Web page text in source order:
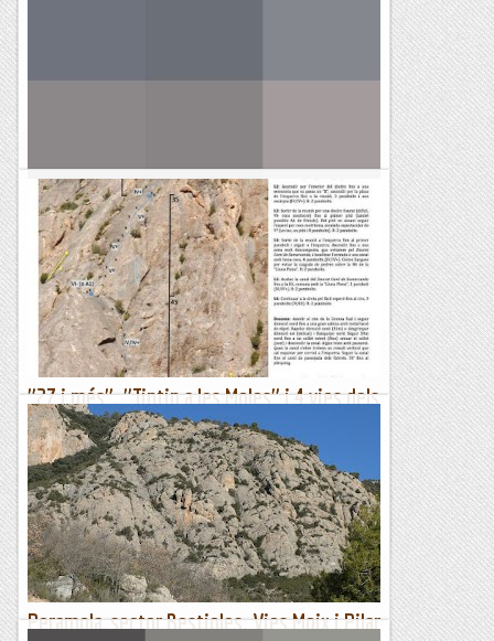
font que hi ha a 1 km. sortint del poble ens trobem...
Poquer de vies a la paret del grau
DIUMENGE, 09 D'ABRIL DE 2023 Fa pocs dies buscant per les
xarxes, vaig trobar dues vies que no tenia coneixement de la
seva existencia a la Paret del Grau de Coll de...
Els Visas
"27 i més". "Tintin a les Moles" i 4 vies dels
estrets del riu
Aquesta setmana amb en Jordi hem baixat a Horta de Sant
Joan per escalar als estrets d'Arnes.el primer dia escalem la
via 27 i més, una via a on cal ser intuïtiu per trobar...
Sisbemessanapren
Peramola, sector Bestioles. Vies Moix i Pilar